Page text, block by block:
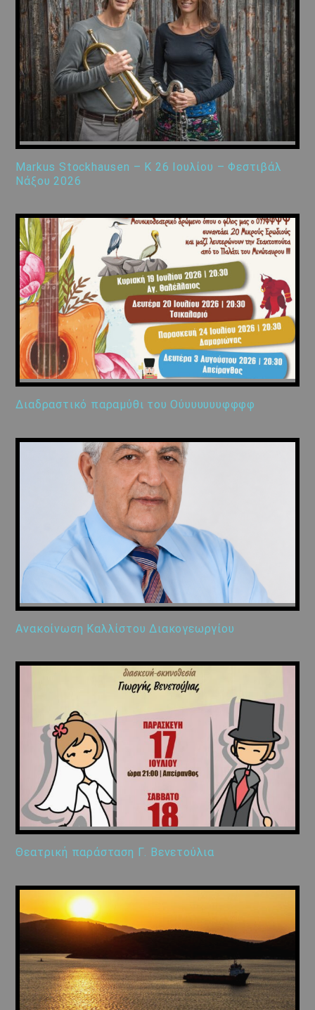
Markus Stockhausen – K 26 Ιουλίου – Φεστιβάλ
Νάξου 2026
Διαδραστικό παραμύθι του Ούυυυυυυφφφφ
Ανακοίνωση Καλλίστου Διακογεωργίου
Θεατρική παράσταση Γ. Βενετούλια